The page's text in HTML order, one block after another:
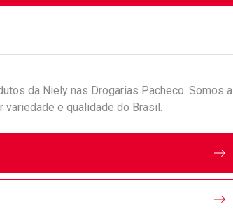
da Niely nas Drogarias Pacheco. Somos a
variedade e qualidade do Brasil.